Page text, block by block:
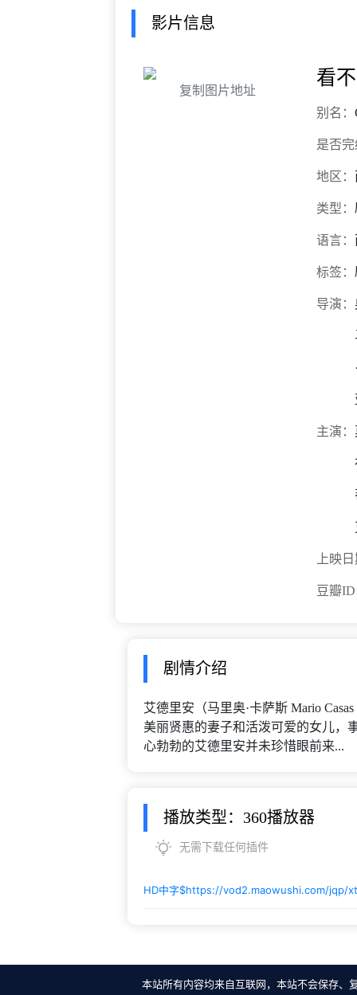
影片信息
复制图片地址
看
别名：
是否
地区：
类型：
语言：
标签：
导演：
主演：
上映
豆瓣
剧情介绍
艾德里安（马里奥·卡萨斯 Mario
美丽贤惠的妻子和活泼可爱的女儿，
心勃勃的艾德里安并未珍惜眼前来...
播放类型：360播放器
无需下载任何插件
HD中字$https://vod2.maowushi.com/jqp/
本站所有内容均来自互联网，本站不会保存、